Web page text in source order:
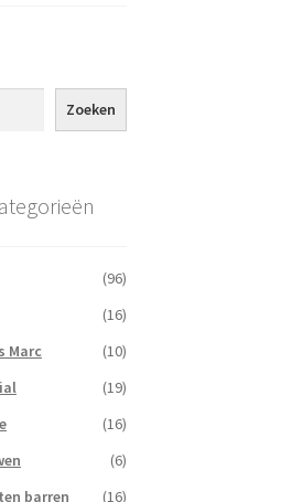
Zoeken
(96)
(16)
Marc
(10)
(19)
(16)
(6)
barren
(16)